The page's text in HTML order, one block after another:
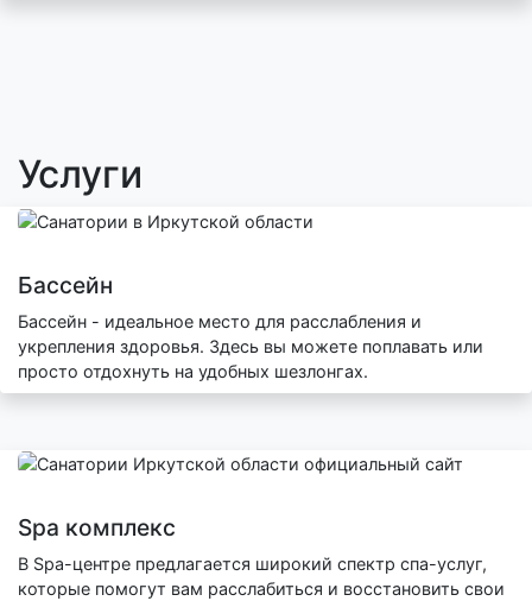
Услуги
Бассейн
Бассейн - идеальное место для расслабления и
укрепления здоровья. Здесь вы можете поплавать или
просто отдохнуть на удобных шезлонгах.
Spa комплекс
В Spa-центре предлагается широкий спектр спа-услуг,
которые помогут вам расслабиться и восстановить свои